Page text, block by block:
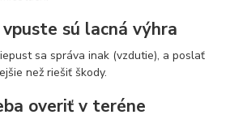
sú lacná výhra
sa správa inak (vzdutie), a poslať
než riešiť škody.
overiť v teréne